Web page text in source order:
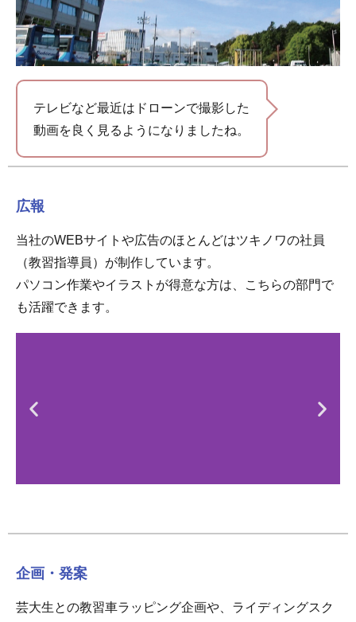
テレビなど最近はドローンで撮影した
動画を良く見るようになりましたね。
広報
当社のWEBサイトや広告のほとんどはツキノワの社員
（教習指導員）が制作しています。
パソコン作業やイラストが得意な方は、こちらの部門で
も活躍できます。
企画・発案
芸大生との教習車ラッピング企画や、ライディングスク